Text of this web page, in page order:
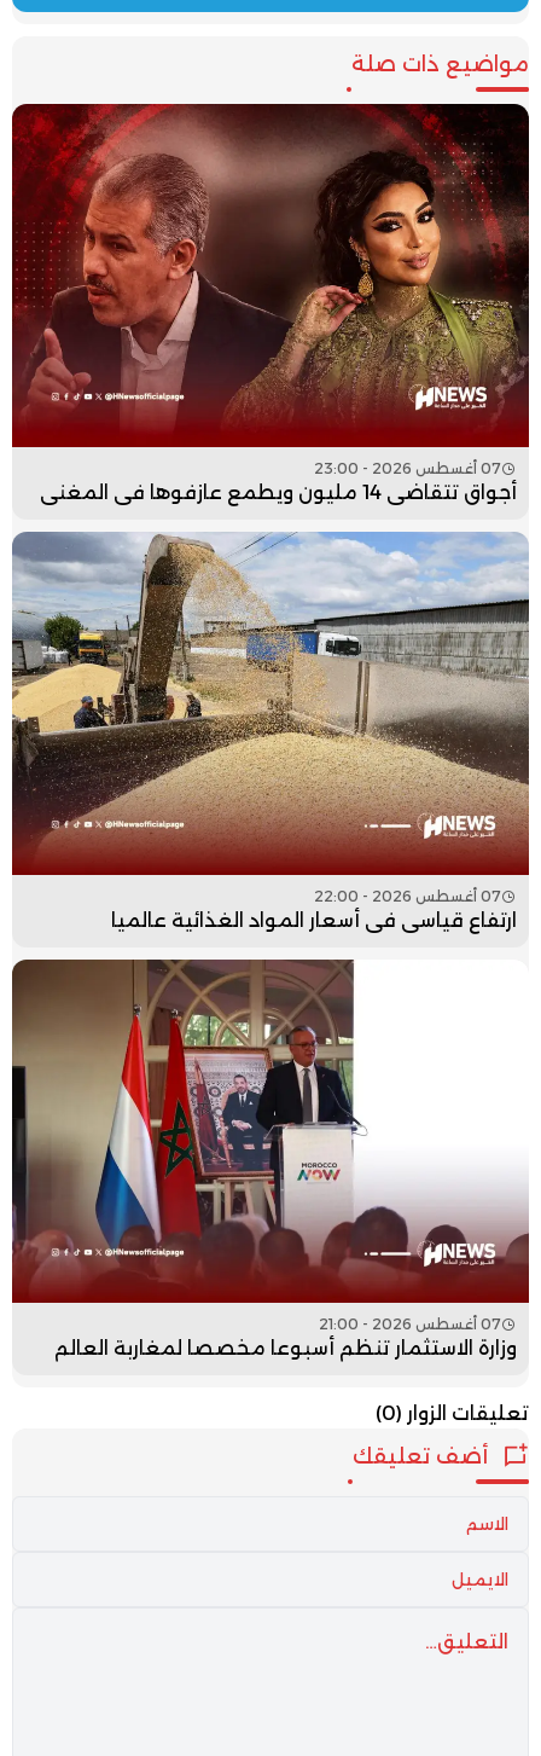
مواضيع ذات صلة
07 أغسطس 2026 - 23:00
أجواق تتقاضى 14 مليون ويطمع عازفوها في المغني
07 أغسطس 2026 - 22:00
ارتفاع قياسي في أسعار المواد الغذائية عالميا
07 أغسطس 2026 - 21:00
وزارة الاستثمار تنظم أسبوعا مخصصا لمغاربة العالم
تعليقات الزوار (0)
أضف تعليقك